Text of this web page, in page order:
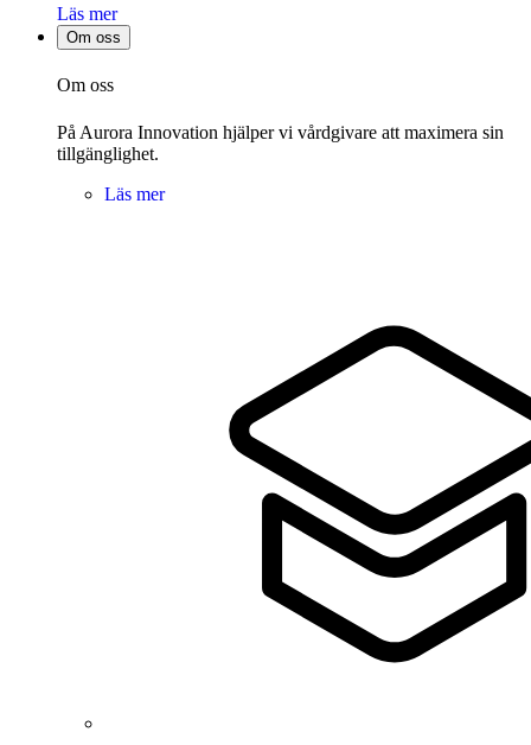
Läs mer
Om oss
Om oss
På Aurora Innovation hjälper vi vårdgivare att maximera sin
tillgänglighet.
Läs mer